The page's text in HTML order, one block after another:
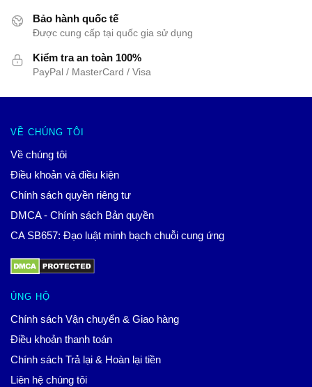
Bảo hành quốc tế
Được cung cấp tại quốc gia sử dụng
Kiểm tra an toàn 100%
PayPal / MasterCard / Visa
VỀ CHÚNG TÔI
Về chúng tôi
Điều khoản và điều kiện
Chính sách quyền riêng tư
DMCA - Chính sách Bản quyền
CA SB657: Đạo luật minh bạch chuỗi cung ứng
ỦNG HỘ
Chính sách Vận chuyển & Giao hàng
Điều khoản thanh toán
Chính sách Trả lại & Hoàn lại tiền
Liên hệ chúng tôi